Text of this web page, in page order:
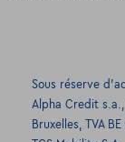
Sous réserve
Alpha Credit
Bruxelles, TVA